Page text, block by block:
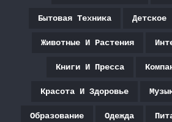
Бытовая Техника Детское
Животные И Растения
Книги И Пресса
Красота И Здоровье
Образование Одежда